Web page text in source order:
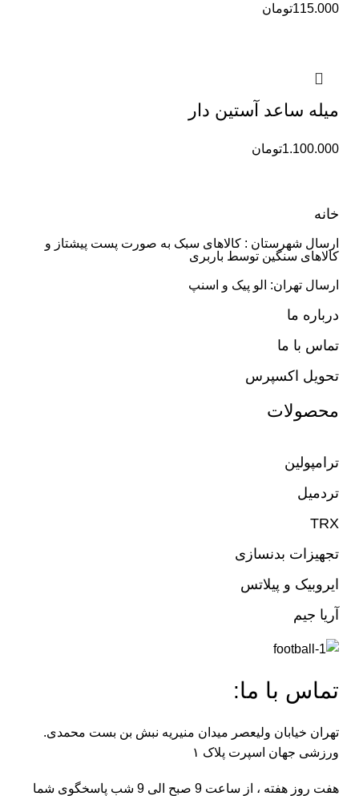
تومان115.000
میله ساعد آستین دار
تومان1.100.000
خانه
ارسال شهرستان : کالاهای سبک به صورت پست پیشتاز و
کالاهای سنگین توسط باربری
ارسال تهران: الو پیک و اسنپ
درباره ما
تماس با ما
تحویل اکسپرس
محصولات
ترامپولین
تردمیل
TRX
تجهیزات بدنسازی
ایروبیک و پیلاتس
آریا جیم
تماس با ما:
تهران خیابان ولیعصر میدان منیریه نبش بن بست محمدی.
ورزشی جهان اسپرت پلاک ۱
هفت روز هفته ، از ساعت 9 صبح الی 9 شب پاسخگوی شما